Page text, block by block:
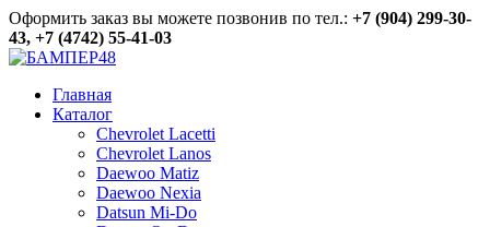
Оформить заказ вы можете позвонив по тел.: +7 (904) 299-30-
43, +7 (4742) 55-41-03
Главная
Каталог
Chevrolet Lacetti
Chevrolet Lanos
Daewoo Matiz
Daewoo Nexia
Datsun Mi-Do